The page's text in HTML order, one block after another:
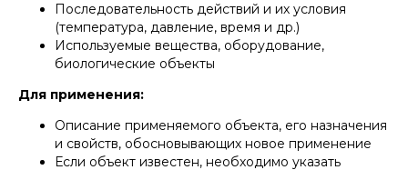
Последовательность действий и их условия
(температура, давление, время и др.)
Используемые вещества, оборудование,
биологические объекты
Для применения:
Описание применяемого объекта, его назначения
и свойств, обосновывающих новое применение
Если объект известен, необходимо указать